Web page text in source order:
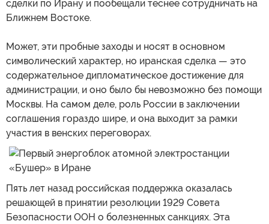
сделки по Ирану и пообещали теснее сотрудничать на
Ближнем Востоке.
Может, эти пробные заходы и носят в основном
символический характер, но иранская сделка — это
содержательное дипломатическое достижение для
администрации, и оно было бы невозможно без помощи
Москвы. На самом деле, роль России в заключении
соглашения гораздо шире, и она выходит за рамки
участия в венских переговорах.
Пять лет назад российская поддержка оказалась
решающей в принятии резолюции 1929 Совета
Безопасности ООН о болезненных санкциях. Эта